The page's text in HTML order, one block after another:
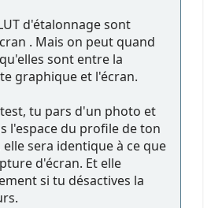
d'étalonnage sont
. Mais on peut quand
sont entre la
graphique et l'écran.
tu pars d'un photo et
l'espace du profile de ton
sera identique à ce que
d'écran. Et elle
si tu désactives la